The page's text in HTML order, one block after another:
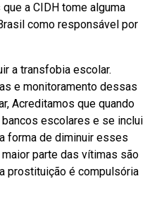
a CIDH tome alguma
como responsável por
a transfobia escolar.
e monitoramento dessas
Acreditamos que quando
escolares e se inclui
forma de diminuir esses
parte das vítimas são
prostituição é compulsória